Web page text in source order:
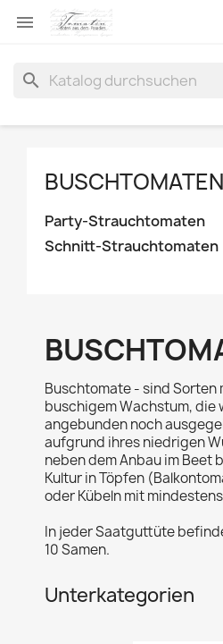

search
BUSCHTOMATEN
Party-Strauchtomaten
Schnitt-Strauchtomaten
Buschtomate - sind Sorten
buschigem Wachstum, die
angebunden noch
aufgrund ihres niedrigen
neben dem Anbau im Beet
Kultur in Töpfen
oder Kübeln mit
In jeder Saatguttüte
10 Samen.
Unterkategorien